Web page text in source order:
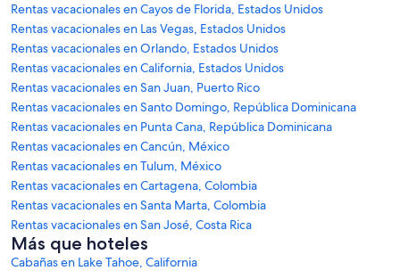
Rentas vacacionales en Cayos de Florida, Estados Unidos
Rentas vacacionales en Las Vegas, Estados Unidos
Rentas vacacionales en Orlando, Estados Unidos
Rentas vacacionales en California, Estados Unidos
Rentas vacacionales en San Juan, Puerto Rico
Rentas vacacionales en Santo Domingo, República Dominicana
Rentas vacacionales en Punta Cana, República Dominicana
Rentas vacacionales en Cancún, México
Rentas vacacionales en Tulum, México
Rentas vacacionales en Cartagena, Colombia
Rentas vacacionales en Santa Marta, Colombia
Rentas vacacionales en San José, Costa Rica
Más que hoteles
Cabañas en Lake Tahoe, California